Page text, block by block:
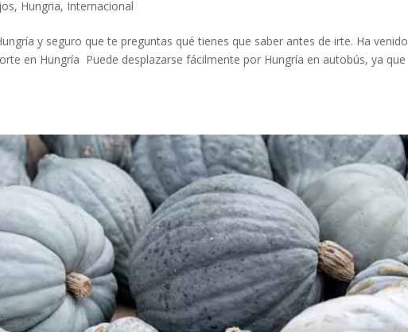
, Hungria, Internacional
y seguro que te preguntas qué tienes que saber antes de irte. Ha venido
en Hungría Puede desplazarse fácilmente por Hungría en autobús, ya que